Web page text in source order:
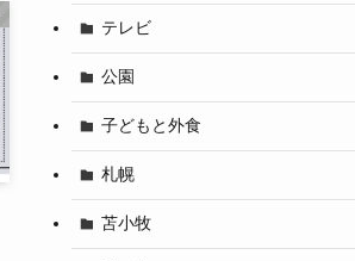
テレビ
公園
子どもと外食
札幌
苫小牧